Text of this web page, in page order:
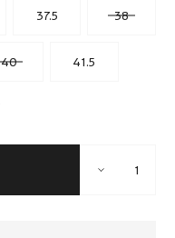
37.5 38
40 41.5